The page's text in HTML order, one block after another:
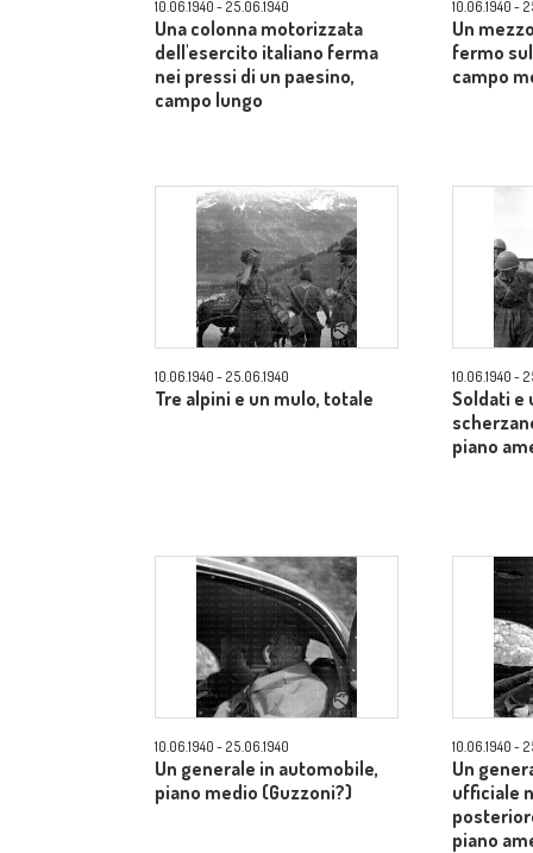
10.06.1940 - 25.06.1940
Una colonna motorizzata
dell'esercito italiano ferma
nei pressi di un paesino,
campo lungo
10.06.1940 -
Un
fermo
campo
10.06.1940 - 25.06.1940
Tre alpini e un mulo, totale
10.06.1940 -
Soldati e
piano
10.06.1940 - 25.06.1940
Un generale in automobile,
piano medio (Guzzoni?)
10.06.1940 -
Un
ufficiale
piano